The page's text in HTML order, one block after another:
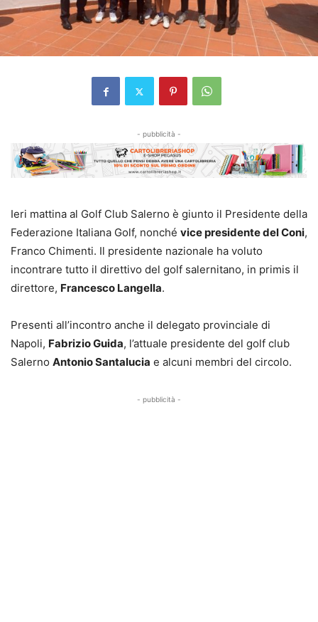
- pubblicità -
Ieri mattina al Golf Club Salerno è giunto il Presidente della
Federazione Italiana Golf, nonché vice presidente del Coni,
Franco Chimenti. Il presidente nazionale ha voluto
incontrare tutto il direttivo del golf salernitano, in primis il
direttore, Francesco Langella.
Presenti all’incontro anche il delegato provinciale di
Napoli, Fabrizio Guida, l’attuale presidente del golf club
Salerno Antonio Santalucia e alcuni membri del circolo.
- pubblicità -